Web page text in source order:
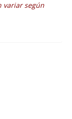
variar según